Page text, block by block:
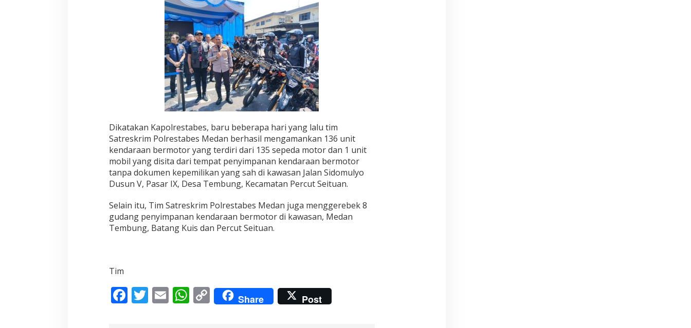
Dikatakan Kapolrestabes, baru beberapa hari yang lalu tim
Satreskrim Polrestabes Medan berhasil mengamankan 136 unit
kendaraan bermotor yang terdiri dari 135 sepeda motor dan 1 unit
mobil yang disita dari tempat penyimpanan kendaraan bermotor
tanpa dokumen kepemilikan yang sah di kawasan Jalan Sidomulyo
Dusun V, Pasar IX, Desa Tembung, Kecamatan Percut Seituan.
Selain itu, Tim Satreskrim Polrestabes Medan juga menggerebek 8
gudang penyimpanan kendaraan bermotor di kawasan, Medan
Tembung, Batang Kuis dan Percut Seituan.
Tim
F T E W C
o
Share Post